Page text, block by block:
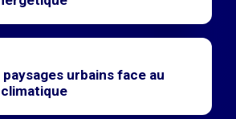
urbains face au